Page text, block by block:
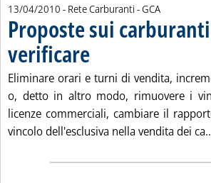
13/04/2010 - Rete Carburanti -di:
GCA
Proposte sui
verificare
Eliminare orari e turni di vendita,
o, detto in altro modo, rimuovere i
licenze commerciali, cambiare il
vincolo dell'esclusiva nella vendita dei